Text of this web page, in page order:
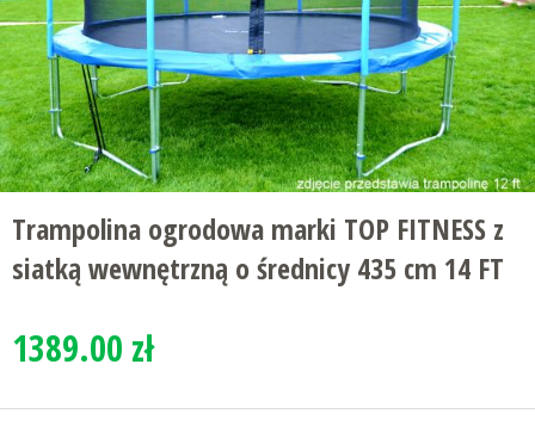
Trampolina ogrodowa marki TOP FITNESS z
siatką wewnętrzną o średnicy 435 cm 14 FT
1389.00 zł